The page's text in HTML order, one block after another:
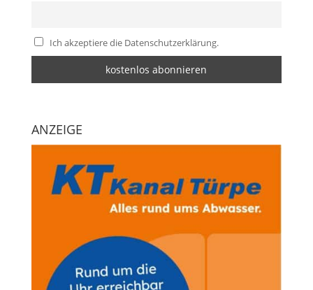
Ich akzeptiere die Datenschutzerklärung.
ANZEIGE